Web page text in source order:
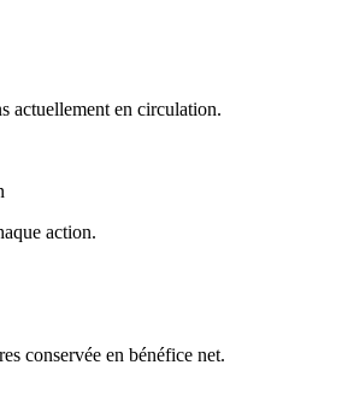
actuellement en circulation.
action.
conservée en bénéfice net.